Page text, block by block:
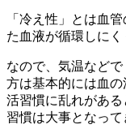
「冷え性」とは血
た血液が循環しに
なので、気温など
方は基本的には血
活習慣に乱れがあ
習慣は大事となって